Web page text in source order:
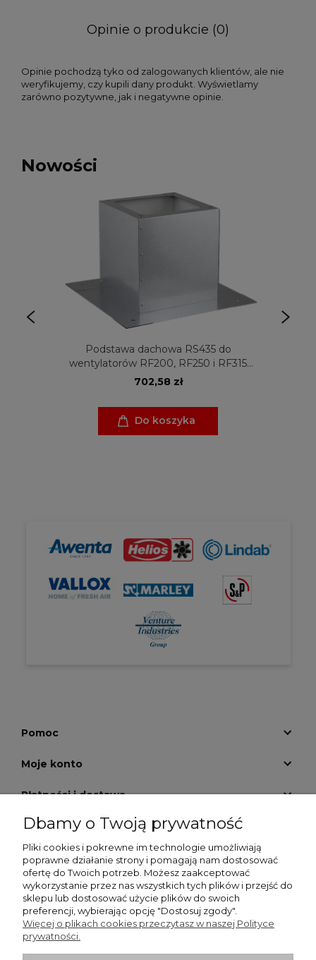
Opinie o produkcie (0)
Opinie pochodzą tyko od zalogowanych klientów, ale nie
weryfikujemy, czy kupili dany produkt. Wyświetlamy
zarówno pozytywne, jak i negatywne opinie.
Nowości
Podstawa dachowa RS435 do
wentylatorów RF200, RF250 i RF315
Venture Industries
702,58 zł
Do koszyka
Pomoc
Moje konto
Płatności i dostawa
Informacje
O nas
GALERIA KRATEK
Dbamy o Twoją prywatność
Pliki cookies i pokrewne im technologie umożliwiają
poprawne działanie strony i pomagają nam dostosować
ofertę do Twoich potrzeb. Możesz zaakceptować
wykorzystanie przez nas wszystkich tych plików i przejść do
sklepu lub dostosować użycie plików do swoich
preferencji, wybierając opcję "Dostosuj zgody".
Więcej o plikach cookies przeczytasz w naszej Polityce
prywatności.